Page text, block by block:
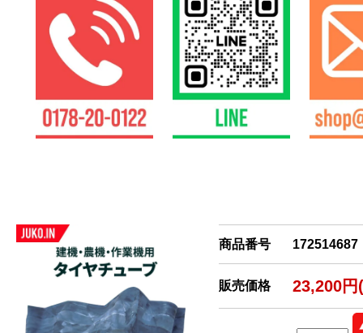
商品番号 172514687
販売価格 23,200円